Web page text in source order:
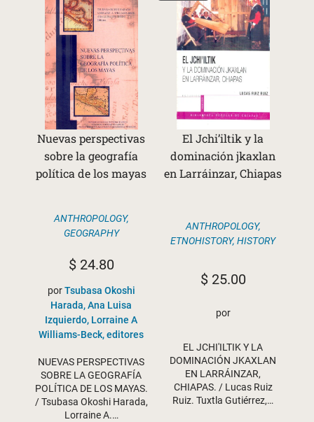
Nuevas perspectivas
sobre la geografía
política de los mayas
ANTHROPOLOGY,
GEOGRAPHY
$24.80
porTsubasa Okoshi
Harada, Ana Luisa
Izquierdo, Lorraine A
Williams-Beck, editores
NUEVAS PERSPECTIVAS
SOBRE LA GEOGRAFÍA
POLÍTICA DE LOS MAYAS.
/ Tsubasa Okoshi Harada,
Lorraine A.…
El Jchi’iltik y la
dominación jkaxlan
en Larráinzar, Chiapas
ANTHROPOLOGY,
ETNOHISTORY, HISTORY
$25.00
por
EL JCHI'ILTIK Y LA
DOMINACIÓN JKAXLAN
EN LARRÁINZAR,
CHIAPAS. / Lucas Ruiz
Ruiz. Tuxtla Gutiérrez,…